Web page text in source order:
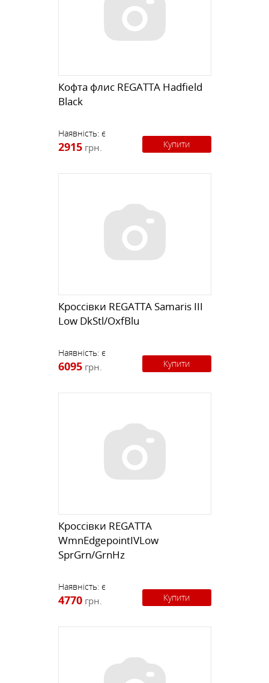
Кофта флис REGATTA Hadfield
Black
Наявність: є
2915 грн. Купити
Кроссівки REGATTA Samaris III
Low DkStl/OxfBlu
Наявність: є
6095 грн. Купити
Кроссівки REGATTA
WmnEdgepointIVLow
SprGrn/GrnHz
Наявність: є
4770 грн. Купити